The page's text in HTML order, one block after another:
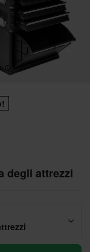
degli attrezzi